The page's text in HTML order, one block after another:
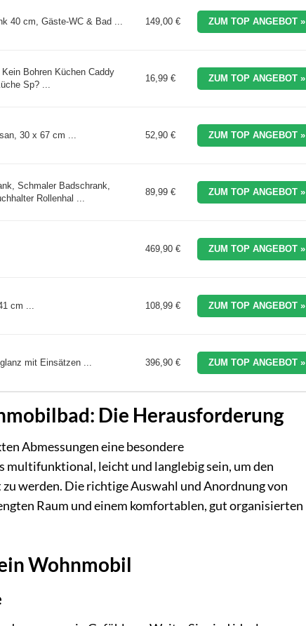
40 cm, Gäste-WC & Bad ... 149,00 € ZUM TOP ANGEBOT »
Bohren Küchen Caddy
Sp? ...
16,99 € ZUM TOP ANGEBOT »
30 x 67 cm ... 52,90 € ZUM TOP ANGEBOT »
Schmaler Badschrank,
Rollenhal ...
89,99 € ZUM TOP ANGEBOT »
469,90 € ZUM TOP ANGEBOT »
cm ... 108,99 € ZUM TOP ANGEBOT »
mit Einsätzen ... 396,90 € ZUM TOP ANGEBOT »
Die Herausforderung
Abmessungen eine besondere
multifunktional, leicht und langlebig sein, um den
werden. Die richtige Auswahl und Anordnung von
Raum und einem komfortablen, gut organisierten
Wohnmobil